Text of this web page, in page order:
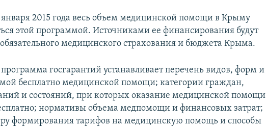
января 2015 года весь объем медицинской помощи в Крыму
этой программой. Источниками ее финансирования будут
медицинского страхования и бюджета Крыма.
госгарантий устанавливает перечень видов, форм и
бесплатно медицинской помощи; категории граждан,
и состояний, при которых оказание медицинской помощи
нормативы объема медпомощи и финансовых затрат;
формирования тарифов на медицинскую помощь и способы